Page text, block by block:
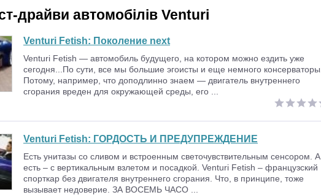
драйви автомобілів Venturi
Venturi Fetish: Поколение next
Venturi Fetish — автомобиль будущего, на котором можно ездить уже
сегодня...По сути, все мы большие эгоисты и еще немного консерваторы.
Потому, например, что доподлинно знаем — двигатель внутреннего
сгорания вреден для окружающей среды, его ...
Venturi Fetish: ГОРДОСТЬ И ПРЕДУПРЕЖДЕНИЕ
Есть унитазы со сливом и встроенным светочувствительным сенсором. А
есть – с вертикальным взлетом и посадкой. Venturi Fetish – французский
спорткар без двигателя внутреннего сгорания. Что, в принципе, тоже
вызывает недоверие. ЗА ВОСЕМЬ ЧАСО ...